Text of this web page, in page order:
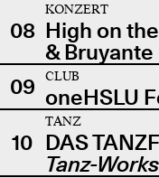
08
KONZERT
High on
& Bruyante
09
CLUB
oneHSLU
10
TANZ
DAS
Tanz-